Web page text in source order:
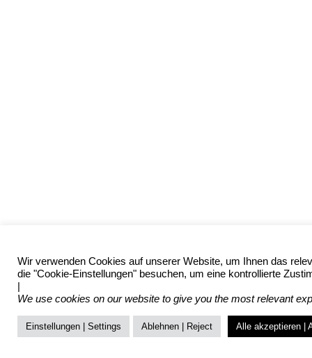
Wir verwenden Cookies auf unserer Website, um Ihnen das
die "Cookie-Einstellungen" besuchen, um eine kontrollierte
We use cookies on our website to give you the most relevant
Einstellungen | Settings Ablehnen | Reject Alle akzeptieren |